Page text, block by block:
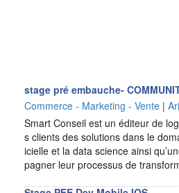
stage pré embauche-
Commerce - Marketing - Vente |
Smart Conseil est un éditeur de
s clients des solutions dans le
icielle et la data science ainsi
pagner leur processus de